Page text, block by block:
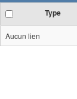
Type
Aucun lien